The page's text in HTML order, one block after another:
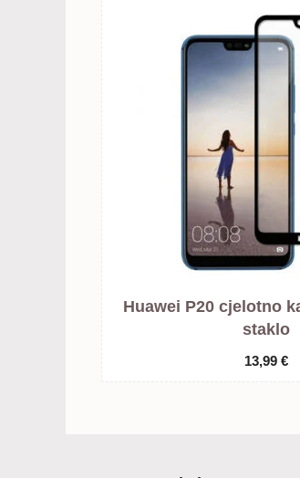
Huawei P20 cjelotno
staklo
13,99 €